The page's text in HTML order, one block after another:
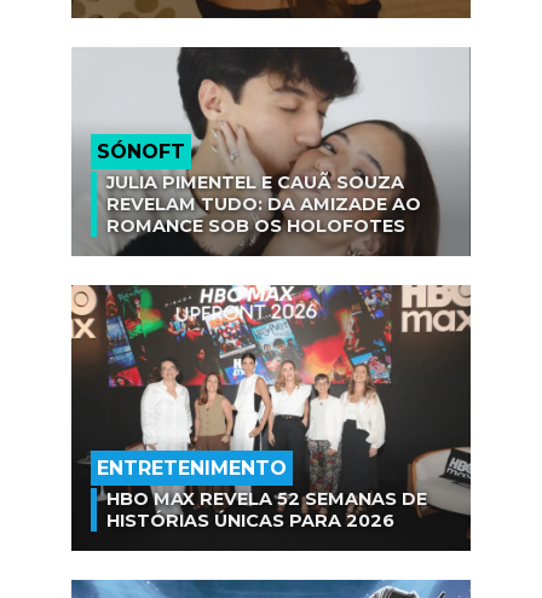
SÓNOFT
JULIA PIMENTEL E CAUÃ SOUZA
REVELAM TUDO: DA AMIZADE AO
ROMANCE SOB OS HOLOFOTES
ENTRETENIMENTO
HBO MAX REVELA 52 SEMANAS DE
HISTÓRIAS ÚNICAS PARA 2026